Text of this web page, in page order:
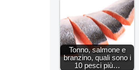
Tonno, salmone e
branzino, quali sono i
10 pesci più…